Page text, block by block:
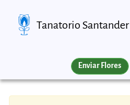
Tanatorio Santander
Enviar Flores